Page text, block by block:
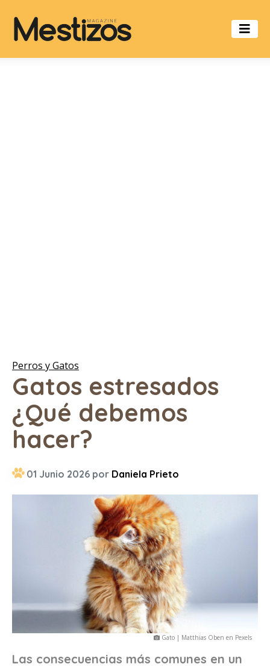
Perros y Gatos
Gatos estresados
¿Qué debemos
hacer?
01 Junio 2026 por Daniela Prieto
Gato | Matthias Oben en Pexels
Las consecuencias más comunes en un